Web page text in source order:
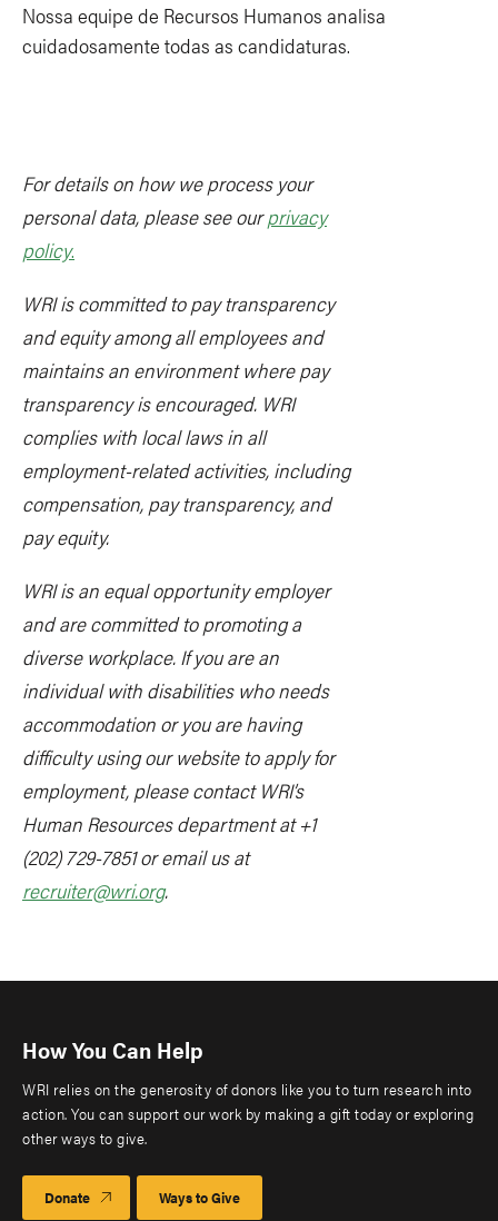
Nossa equipe de Recursos Humanos analisa
cuidadosamente todas as candidaturas.
For details on how we process your
personal data, please see ourprivacy
policy.
WRI is committed to pay transparency
and equity among all employees and
maintains an environment where pay
transparency is encouraged. WRI
complies with local laws in all
employment-related activities, including
compensation, pay transparency, and
pay equity.
WRI is an equal opportunity employer
and are committed to promoting a
diverse workplace. If you are an
individual with disabilities who needs
accommodation or you are having
difficulty using our website to apply for
employment, please contact WRI’s
Human Resources department at +1
(202) 729-7851 or email us at
recruiter@wri.org.
How You Can Help
WRI relies on the generosity of donors like you to turn research into
action. You can support our work by making a gift today or exploring
other ways to give.
Donate Ways to Give